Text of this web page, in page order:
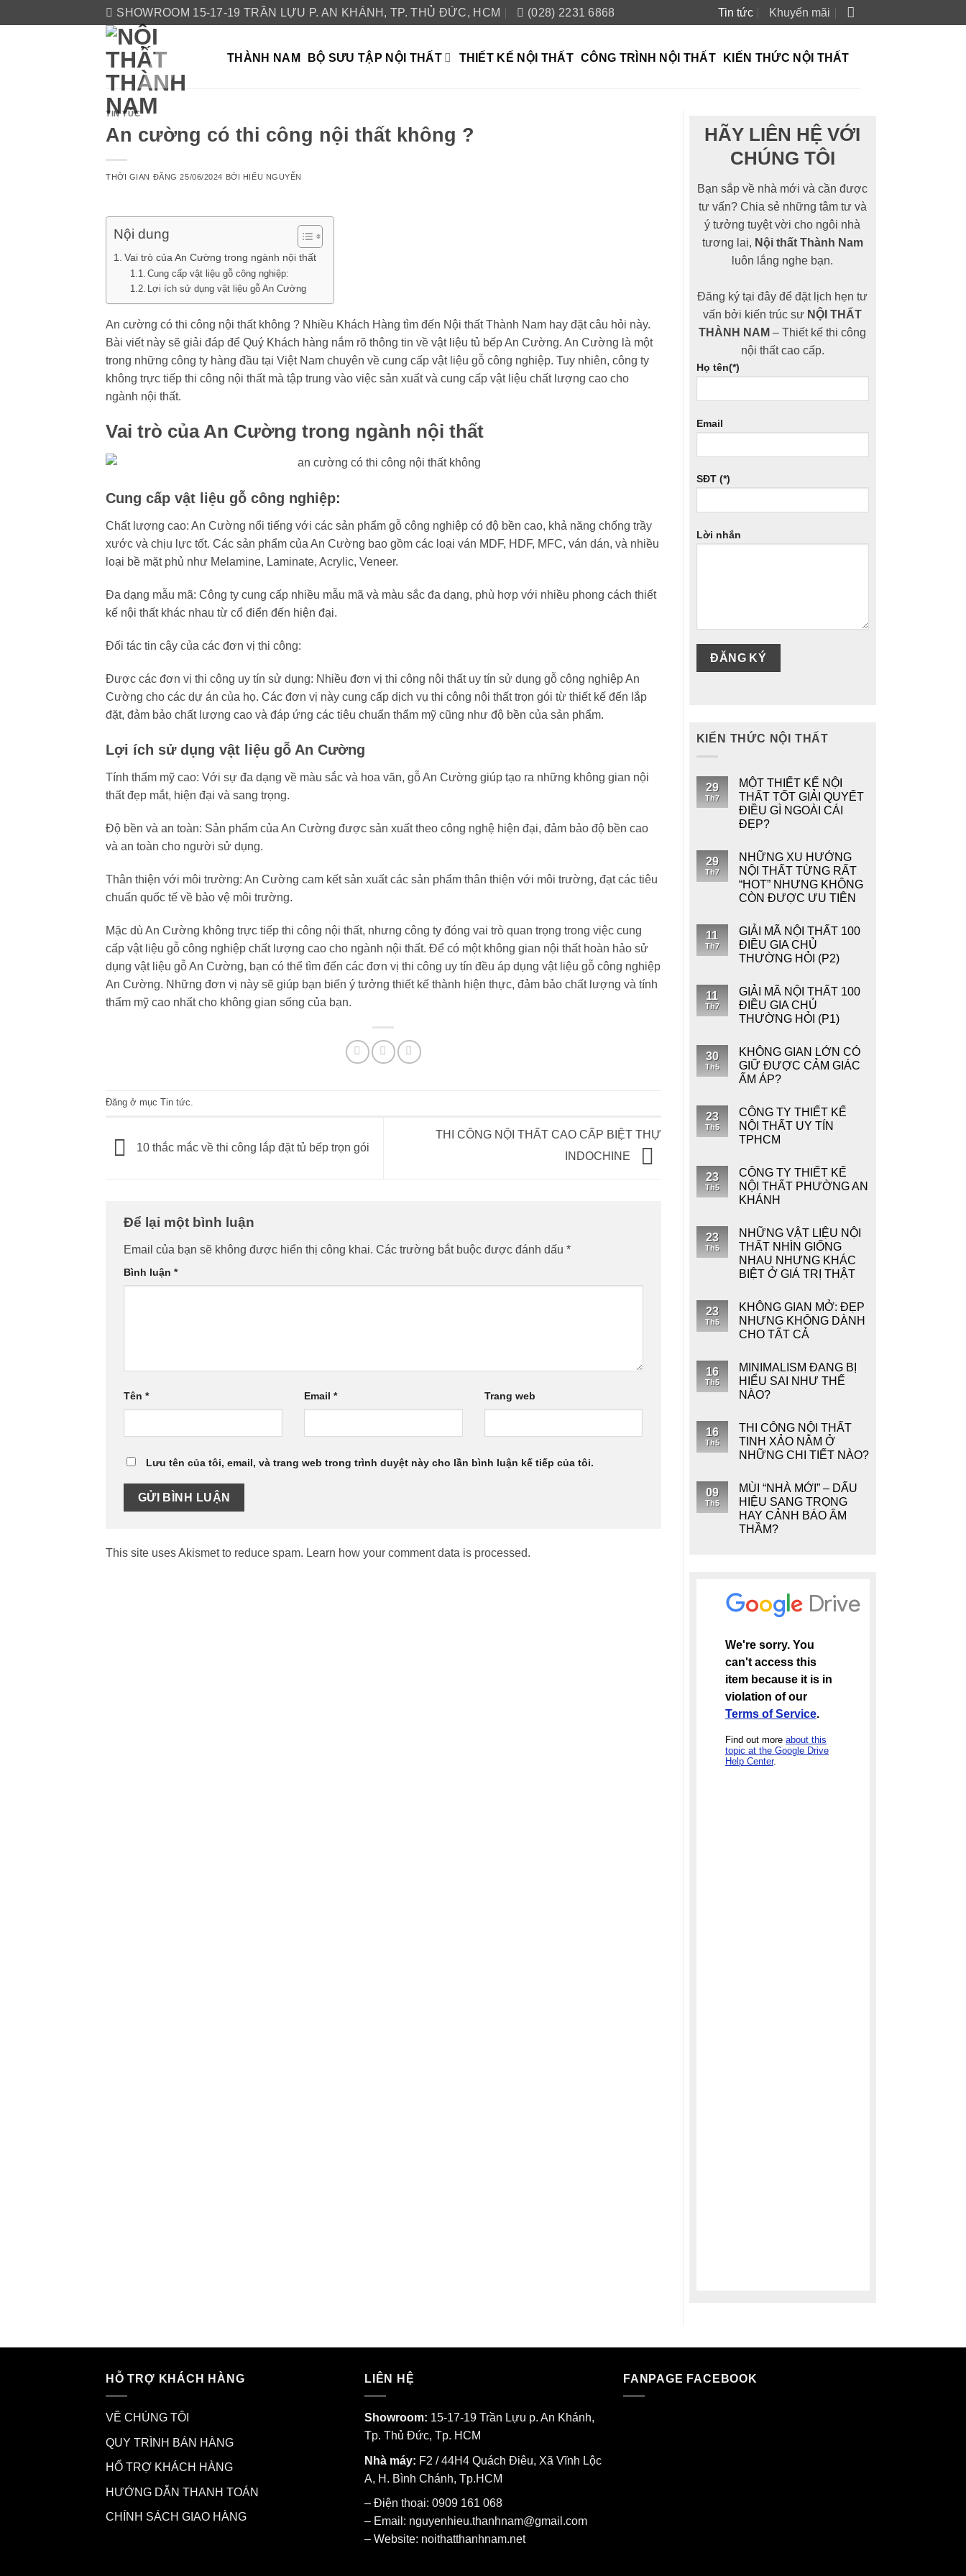
to
SHOWROOM 15-17-19 TRẦN LỰU P. AN KHÁNH, TP. THỦ ĐỨC, HCM (028) 2231 6868 Tin tức Khuyến mãi
THÀNH NAM BỘ SƯU TẬP NỘI THẤT THIẾT KẾ NỘI THẤT CÔNG TRÌNH NỘI THẤT KIẾN THỨC NỘI THẤT
TIN TỨC
An cường có thi công nội thất không ?
THỜI GIAN ĐĂNG25/06/2024 BỞI HIẾU NGUYỄN
Nội dung
Vai trò của An Cường trong ngành nội thất
Cung cấp vật liệu gỗ công nghiệp:
Lợi ích sử dụng vật liệu gỗ An Cường
An cường có thi công nội thất không ? Nhiều Khách Hàng tìm đến Nội thất Thành Nam hay đặt câu hỏi này.
Bài viết này sẽ giải đáp để Quý Khách hàng nắm rõ thông tin về vật liệu tủ bếp An Cường. An Cường là một
trong những công ty hàng đầu tại Việt Nam chuyên về cung cấp vật liệu gỗ công nghiệp. Tuy nhiên, công ty
không trực tiếp thi công nội thất mà tập trung vào việc sản xuất và cung cấp vật liệu chất lượng cao cho
ngành nội thất.
Vai trò của An Cường trong ngành nội thất
Cung cấp vật liệu gỗ công nghiệp:
Chất lượng cao: An Cường nổi tiếng với các sản phẩm gỗ công nghiệp có độ bền cao, khả năng chống trầy
xước và chịu lực tốt. Các sản phẩm của An Cường bao gồm các loại ván MDF, HDF, MFC, ván dán, và nhiều
loại bề mặt phủ như Melamine, Laminate, Acrylic, Veneer.
Đa dạng mẫu mã: Công ty cung cấp nhiều mẫu mã và màu sắc đa dạng, phù hợp với nhiều phong cách thiết
kế nội thất khác nhau từ cổ điển đến hiện đại.
Đối tác tin cậy của các đơn vị thi công:
Được các đơn vị thi công uy tín sử dụng: Nhiều đơn vị thi công nội thất uy tín sử dụng gỗ công nghiệp An
Cường cho các dự án của họ. Các đơn vị này cung cấp dịch vụ thi công nội thất trọn gói từ thiết kế đến lắp
đặt, đảm bảo chất lượng cao và đáp ứng các tiêu chuẩn thẩm mỹ cũng như độ bền của sản phẩm.
Lợi ích sử dụng vật liệu gỗ An Cường
Tính thẩm mỹ cao: Với sự đa dạng về màu sắc và hoa văn, gỗ An Cường giúp tạo ra những không gian nội
thất đẹp mắt, hiện đại và sang trọng.
Độ bền và an toàn: Sản phẩm của An Cường được sản xuất theo công nghệ hiện đại, đảm bảo độ bền cao
và an toàn cho người sử dụng.
Thân thiện với môi trường: An Cường cam kết sản xuất các sản phẩm thân thiện với môi trường, đạt các tiêu
chuẩn quốc tế về bảo vệ môi trường.
Mặc dù An Cường không trực tiếp thi công nội thất, nhưng công ty đóng vai trò quan trọng trong việc cung
cấp vật liệu gỗ công nghiệp chất lượng cao cho ngành nội thất. Để có một không gian nội thất hoàn hảo sử
dụng vật liệu gỗ An Cường, bạn có thể tìm đến các đơn vị thi công uy tín đều áp dụng vật liệu gỗ công nghiệp
An Cường. Những đơn vị này sẽ giúp bạn biến ý tưởng thiết kế thành hiện thực, đảm bảo chất lượng và tính
thẩm mỹ cao nhất cho không gian sống của bạn.
Đăng ở mục Tin tức.
10 thắc mắc về thi công lắp đặt tủ bếp trọn gói
THI CÔNG NỘI THẤT CAO CẤP BIỆT THỰ
INDOCHINE
Để lại một bình luận
Email của bạn sẽ không được hiển thị công khai. Các trường bắt buộc được đánh dấu *
Bình luận *
Tên * Email * Trang web
Lưu tên của tôi, email, và trang web trong trình duyệt này cho lần bình luận kế tiếp của tôi.
This site uses Akismet to reduce spam. Learn how your comment data is processed.
HÃY LIÊN HỆ VỚI
CHÚNG TÔI
Bạn sắp về nhà mới và cần được
tư vấn? Chia sẻ những tâm tư và
ý tưởng tuyệt vời cho ngôi nhà
tương lai, Nội thất Thành Nam
luôn lắng nghe bạn.
Đăng ký tại đây để đặt lịch hẹn tư
vấn bởi kiến trúc sư NỘI THẤT
THÀNH NAM – Thiết kế thi công
nội thất cao cấp.
Họ tên(*)
Email
SĐT (*)
Lời nhắn
KIẾN THỨC NỘI THẤT
29
Th7
MỘT THIẾT KẾ NỘI
THẤT TỐT GIẢI QUYẾT
ĐIỀU GÌ NGOÀI CÁI
ĐẸP?
29
Th7
NHỮNG XU HƯỚNG
NỘI THẤT TỪNG RẤT
“HOT” NHƯNG KHÔNG
CÒN ĐƯỢC ƯU TIÊN
11
Th7
GIẢI MÃ NỘI THẤT 100
ĐIỀU GIA CHỦ
THƯỜNG HỎI (P2)
11
Th7
GIẢI MÃ NỘI THẤT 100
ĐIỀU GIA CHỦ
THƯỜNG HỎI (P1)
30
Th5
KHÔNG GIAN LỚN CÓ
GIỮ ĐƯỢC CẢM GIÁC
ẤM ÁP?
23
Th5
CÔNG TY THIẾT KẾ
NỘI THẤT UY TÍN
TPHCM
23
Th5
CÔNG TY THIẾT KẾ
NỘI THẤT PHƯỜNG AN
KHÁNH
23
Th5
NHỮNG VẬT LIỆU NỘI
THẤT NHÌN GIỐNG
NHAU NHƯNG KHÁC
BIỆT Ở GIÁ TRỊ THẬT
23
Th5
KHÔNG GIAN MỞ: ĐẸP
NHƯNG KHÔNG DÀNH
CHO TẤT CẢ
16
Th5
MINIMALISM ĐANG BỊ
HIỂU SAI NHƯ THẾ
NÀO?
16
Th5
THI CÔNG NỘI THẤT
TINH XẢO NẰM Ở
NHỮNG CHI TIẾT NÀO?
09
Th5
MÙI “NHÀ MỚI” – DẤU
HIỆU SANG TRỌNG
HAY CẢNH BÁO ÂM
THẦM?
HỖ TRỢ KHÁCH HÀNG
VỀ CHÚNG TÔI
QUY TRÌNH BÁN HÀNG
HỔ TRỢ KHÁCH HÀNG
HƯỚNG DẪN THANH TOÁN
CHÍNH SÁCH GIAO HÀNG
LIÊN HỆ
Showroom: 15-17-19 Trần Lựu p. An Khánh,
Tp. Thủ Đức, Tp. HCM
Nhà máy: F2 / 44H4 Quách Điêu, Xã Vĩnh Lộc
A, H. Bình Chánh, Tp.HCM
– Điện thoại: 0909 161 068
– Email: nguyenhieu.thanhnam@gmail.com
– Website: noithatthanhnam.net
FANPAGE FACEBOOK